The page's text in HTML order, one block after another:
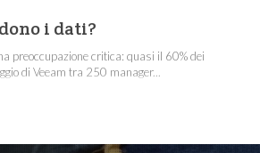
i dati?
preoccupazione critica: quasi il 60% dei
di Veeam tra 250 manager...